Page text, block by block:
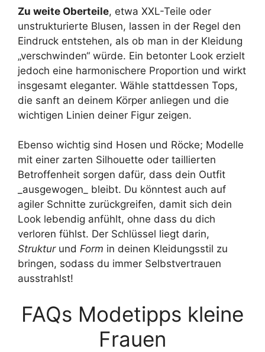
Zu weite Oberteile, etwa XXL-Teile oder
unstrukturierte Blusen, lassen in der Regel den
Eindruck entstehen, als ob man in der Kleidung
„verschwinden“ würde. Ein betonter Look erzielt
jedoch eine harmonischere Proportion und wirkt
insgesamt eleganter. Wähle stattdessen Tops,
die sanft an deinem Körper anliegen und die
wichtigen Linien deiner Figur zeigen.
Ebenso wichtig sind Hosen und Röcke; Modelle
mit einer zarten Silhouette oder taillierten
Betroffenheit sorgen dafür, dass dein Outfit
_ausgewogen_ bleibt. Du könntest auch auf
agiler Schnitte zurückgreifen, damit sich dein
Look lebendig anfühlt, ohne dass du dich
verloren fühlst. Der Schlüssel liegt darin,
Strukturund Form in deinen Kleidungsstil zu
bringen, sodass du immer Selbstvertrauen
ausstrahlst!
FAQs Modetipps kleine
Frauen